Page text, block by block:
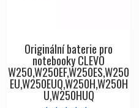
Originální baterie pro
notebooky CLEVO
W250,W250EF,W250ES,W250
EU,W250EUQ,W250H,W250H
U,W250HUQ